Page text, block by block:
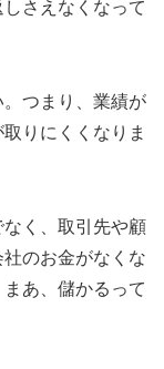
さえなくなって
つまり、業績が
りにくくなりま
く、取引先や顧
のお金がなくな
あ、儲かるって